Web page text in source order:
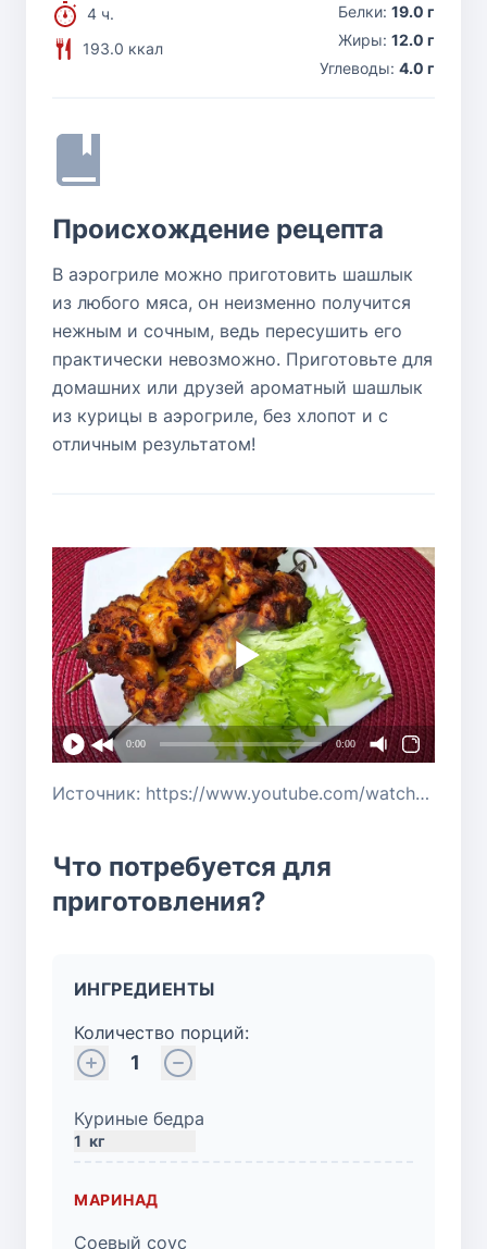
4 ч.
193.0 ккал
Белки: 19.0 г
Жиры: 12.0 г
Углеводы: 4.0 г
Происхождение рецепта
В аэрогриле можно приготовить шашлык
из любого мяса, он неизменно получится
нежным и сочным, ведь пересушить его
практически невозможно. Приготовьте для
домашних или друзей ароматный шашлык
из курицы в аэрогриле, без хлопот и с
отличным результатом!
0:00 0:00
Источник: https://www.youtube.com/watch?v=eHK-Sf1SgFI
Что потребуется для
приготовления?
ИНГРЕДИЕНТЫ
Количество порций:
1
Куриные бедра
1 кг
МАРИНАД
Соевый соус